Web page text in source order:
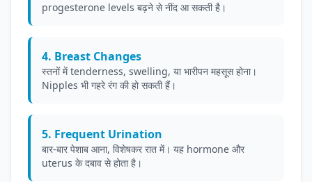
progesterone levels बढ़ने से नींद आ सकती है।
4. Breast Changes
स्तनों में tenderness, swelling, या भारीपन महसूस होना।
Nipples भी गहरे रंग की हो सकती हैं।
5. Frequent Urination
बार-बार पेशाब आना, विशेषकर रात में। यह hormone और
uterus के दबाव से होता है।